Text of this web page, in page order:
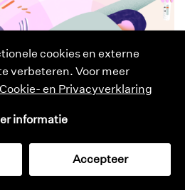
cookies en externe
verbeteren. Voor meer
Cookie- en Privacyverklaring
informatie
Accepteer
tijdschrift zoeken